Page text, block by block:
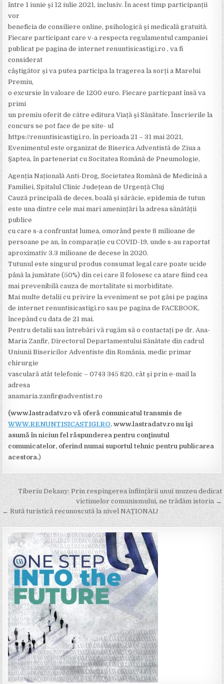
între 1 iunie și 12 iulie 2021, inclusiv. În acest timp participanții
vor
beneficia de consiliere online, psihologică și medicală gratuită.
Fiecare participant care v-a respecta regulamentul campaniei
publicat pe pagina de internet renuntisicastigi.ro , va fi
considerat
câștigător și va putea participa la tragerea la sorți a Marelui
Premiu,
o excursie în valoare de 1200 euro. Fiecare particpant însă va
primi
un premiu oferit de către editura Viață și Sănătate. Înscrierile la
concurs se pot face de pe site- ul
https://renuntisicastigi.ro, în perioada 21 – 31 mai 2021,
Evenimentul este organizat de Biserica Adventistă de Ziua a
Șaptea, în parteneriat cu Socitatea Română de Pneumologie,
Agenția Națională Anti-Drog, Societatea Romănă de Medicină a
Familiei, Spitalul Clinic Județean de Urgență Cluj
Cauză principală de deces, boală și sărăcie, epidemia de tutun
este una dintre cele mai mari amenințări la adresa sănătății
publice
cu care s-a confruntat lumea, omorând peste 8 milioane de
persoane pe an, în comparație cu COVID-19, unde s-au raportat
aproximativ 3.3 milioane de decese în 2020.
Tutunul este singurul produs consumat legal care poate ucide
până la jumătate (50%) din cei care îl folosesc ca atare fiind cea
mai prevenibilă cauza de mortalitate si morbiditate.
Mai multe detalii cu privire la eveniment se pot găsi pe pagina
de internet renuntisicastigi.ro sau pe pagina de FACEBOOK,
începând cu data de 21 mai.
Pentru detalii sau întrebări vă rugăm să o contactați pe dr. Ana-
Maria Zanfir, Directorul Departamentului Sănătate din cadrul
Uniunii Bisericilor Adventiste din România, medic primar
chirurgie
vasculară atât telefonic – 0743 345 820, cât și prin e-mail la
adresa
anamaria.zanfir@adventist.ro
(www.lastradatv.ro vă oferă comunicatul transmis de
WWW.RENUNTISICASTIGI.RO. www.lastradatv.ro nu îşi
asumă în niciun fel răspunderea pentru conţinutul
comunicatelor, oferind numai suportul tehnic pentru publicarea
acestora.)
Post
navigation
Tiberiu Dekany: Prin respingerea înființării unui muzeu dedicat
victimelor comunismului, ne trădăm istoria →
← Rută turistică recunoscută la nivel NAȚIONAL!